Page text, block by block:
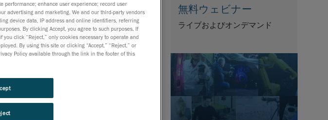
して既存の設計を分析・再現するプロ
、または3Dモデル参照なしで作成さ
に重要になります。 ここでの主な目
成することでしょう。 自動車のボデ
ータからオリジナルの意図通りのモ
タを作成することは、リバースエン
無料ウェビナー
ライブおよびオンデマンド
performance; enhance user experience; record user
advertising and marketing. We and our third-party vendors
device data, IP address and online identifiers, referring
By clicking Accept, you agree to such purposes. If
click “Reject,” only cookies necessary to operate and
By using this site or clicking “Accept,” “Reject,” or
Policy available through the link in the footer of this